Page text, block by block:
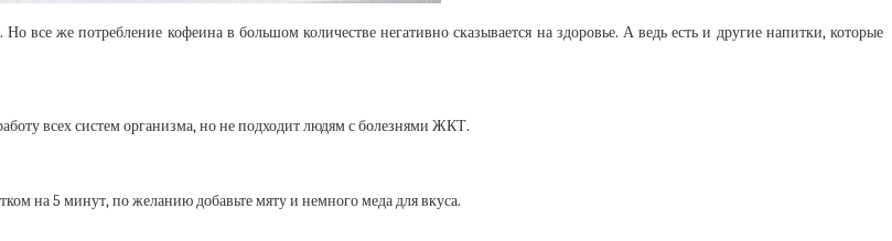
все же потребление кофеина в большом количестве негативно сказывается на здоровье. А ведь есть и другие напитки, которые
всех систем организма, но не подходит людям с болезнями ЖКТ.
на 5 минут, по желанию добавьте мяту и немного меда для вкуса.